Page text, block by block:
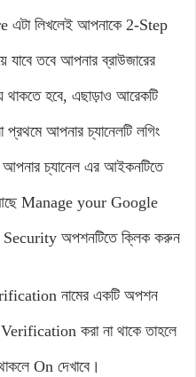
লিখলেই আপনাকে 2-Step
তবে আপনার ব্রাউজারের
থাকতে হবে, এছাড়াও আরেকটি
আপনার চ্যানেলটি লগিং
আপনার চ্যানেল এর আইকনটিতে
আছে Manage your Google
অপশনটিতে ক্লিক করুন
নামের একটি অপশন
করা না থাকে তাহলে
On দেখাবে।